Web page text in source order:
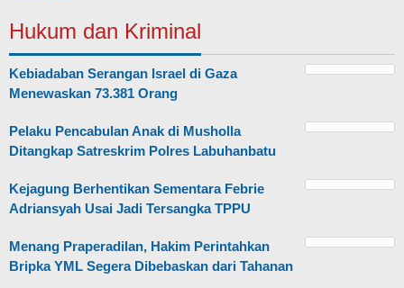
Hukum dan Kriminal
Kebiadaban Serangan Israel di Gaza
Menewaskan 73.381 Orang
Pelaku Pencabulan Anak di Musholla
Ditangkap Satreskrim Polres Labuhanbatu
Kejagung Berhentikan Sementara Febrie
Adriansyah Usai Jadi Tersangka TPPU
Menang Praperadilan, Hakim Perintahkan
Bripka YML Segera Dibebaskan dari Tahanan